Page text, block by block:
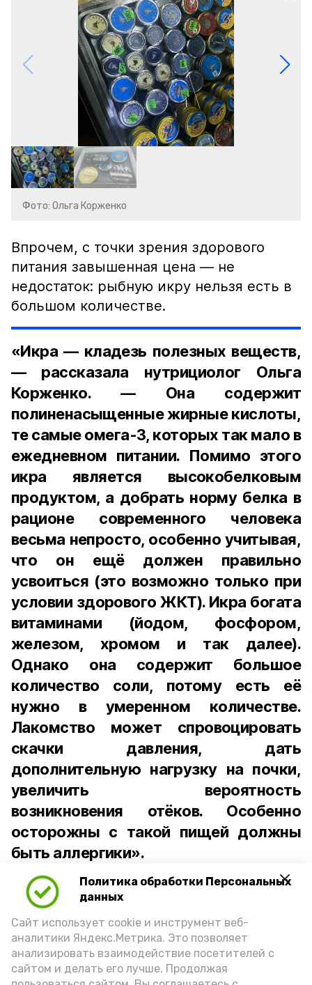
Политика обработки Персональных
данных
Сайт использует cookie и инструмент веб-
аналитики Яндекс.Метрика. Это позволяет
анализировать взаимодействие посетителей с
сайтом и делать его лучше. Продолжая
Фото: Ольга Корженко
Впрочем, с точки зрения здорового
питания завышенная цена — не
недостаток: рыбную икру нельзя есть в
большом количестве.
«Икра — кладезь полезных веществ,
— рассказала нутрициолог Ольга
Корженко. — Она содержит
полиненасыщенные жирные кислоты,
те самые омега-3, которых так мало в
ежедневном питании. Помимо этого
икра является высокобелковым
продуктом, а добрать норму белка в
рационе современного человека
весьма непросто, особенно учитывая,
что он ещё должен правильно
усвоиться (это возможно только при
условии здорового ЖКТ). Икра богата
витаминами (йодом, фосфором,
железом, хромом и так далее).
Однако она содержит большое
количество соли, потому есть её
нужно в умеренном количестве.
Лакомство может спровоцировать
скачки давления, дать
дополнительную нагрузку на почки,
увеличить вероятность
возникновения отёков. Особенно
осторожны с такой пищей должны
быть аллергики».
Для взрослого человека безопасной
порцией икры считается 30-50 граммов
(2-3 ложки). При этом следует обратить
внимание на хлеб, с которым она
подаётся: лучше выбирать
цельнозерновой, с мукой грубого